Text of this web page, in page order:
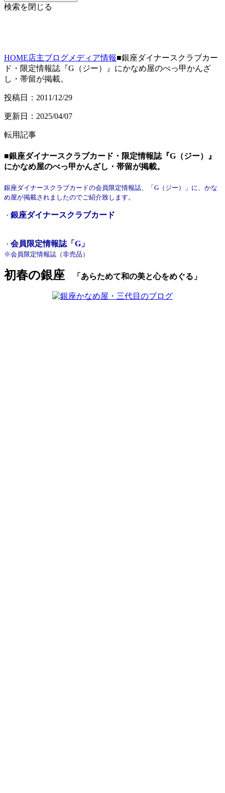
検索を閉じる
HOME店主ブログ メディア情報■銀座ダイナースクラブカー
ド・限定情報誌『G（ジー）』にかなめ屋のべっ甲かんざ
し・帯留が掲載。
投稿日：2011/12/29
更新日：2025/04/07
転用記事
■銀座ダイナースクラブカード・限定情報誌『G（ジー）』
にかなめ屋のべっ甲かんざし・帯留が掲載。
銀座ダイナースクラブカードの会員限定情報誌、「G（ジー）」に、かな
め屋が掲載されましたのでご紹介致します。
・ 銀座ダイナースクラブカード
・ 会員限定情報誌「G」
※会員限定情報誌（非売品）
初春の銀座 「 あらためて和の美と心をめぐる」